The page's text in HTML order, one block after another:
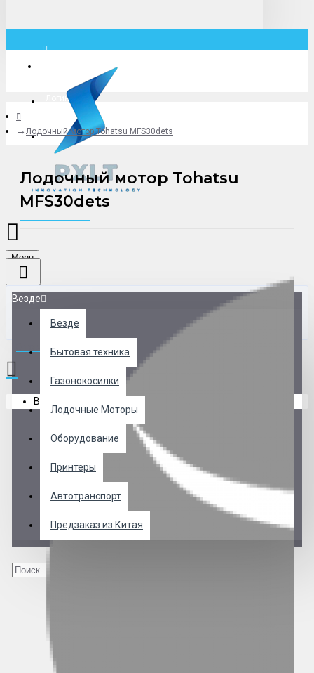
Логин
+79775619766
Menu
Везде
Везде
Бытовая техника
Газонокосилки
Лодочные Моторы
Оборудование
Принтеры
Автотранспорт
Предзаказ из Китая
0 товар(ов) - 0 р.
В корзине пусто!
Лодочный мотор Tohatsu MFS30dets
Лодочный мотор Tohatsu
MFS30dets